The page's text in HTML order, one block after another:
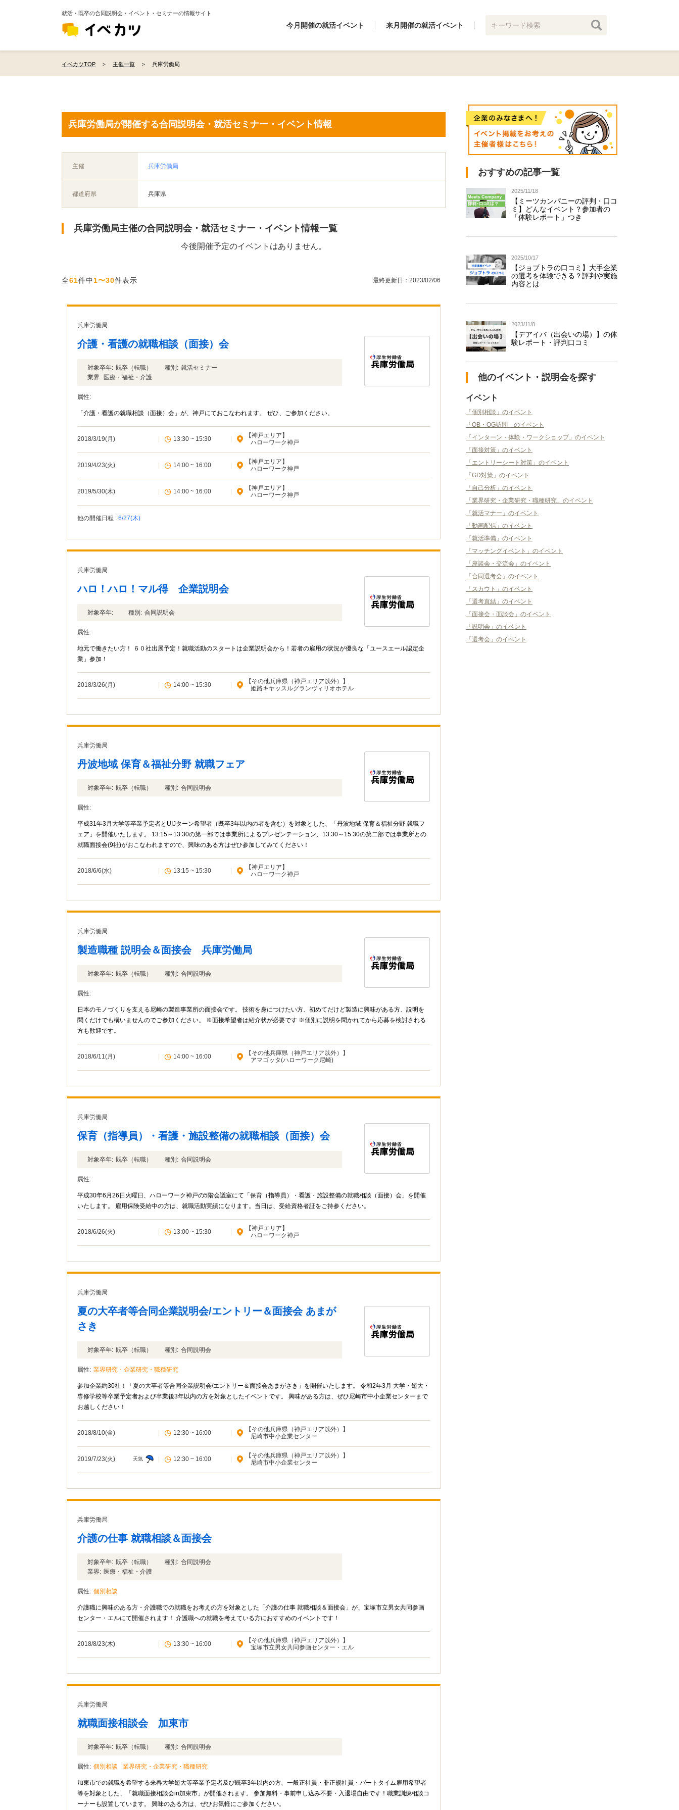
就活・既卒の合同説明会・イベント・セミナーの情報サイト
今月開催の就活イベント 来月開催の就活イベント
イベカツTOP 主催一覧 兵庫労働局
兵庫労働局が開催する合同説明会・就活セミナー・イベント情報
主催 兵庫労働局
都道府県 兵庫県
兵庫労働局主催の合同説明会・就活セミナー・イベント情報一覧
今後開催予定のイベントはありません。
全61件中1〜30件表示 最終更新日：2023/02/06
兵庫労働局
介護・看護の就職相談（面接）会
対象卒年: 既卒（転職） 種別: 就活セミナー
業界: 医療・福祉・介護
属性:
「介護・看護の就職相談（面接）会」が、神戸にておこなわれます。 ぜひ、ご参加ください。
2018/3/19(月) 13:30 ~ 15:30
【神戸エリア】
ハローワーク神戸
2019/4/23(火) 14:00 ~ 16:00
【神戸エリア】
ハローワーク神戸
2019/5/30(木) 14:00 ~ 16:00
【神戸エリア】
ハローワーク神戸
他の開催日程 : 6/27(木)
兵庫労働局
ハロ！ハロ！マル得 企業説明会
対象卒年: 種別: 合同説明会
属性:
地元で働きたい方！ ６０社出展予定！就職活動のスタートは企業説明会から！若者の雇用の状況が優良な「ユースエール認定企
業」参加！
2018/3/26(月) 14:00 ~ 15:30
【その他兵庫県（神戸エリア以外）】
姫路キヤッスルグランヴィリオホテル
兵庫労働局
丹波地域 保育＆福祉分野 就職フェア
対象卒年: 既卒（転職） 種別: 合同説明会
属性:
平成31年3月大学等卒業予定者とUIJターン希望者（既卒3年以内の者を含む）を対象とした、「丹波地域 保育＆福祉分野 就職フ
ェア」を開催いたします。 13:15～13:30の第一部では事業所によるプレゼンテーション、13:30～15:30の第二部では事業所との
就職面接会(9社)がおこなわれますので、興味のある方はぜひ参加してみてください！
2018/6/6(水) 13:15 ~ 15:30
【神戸エリア】
ハローワーク神戸
兵庫労働局
製造職種 説明会＆面接会 兵庫労働局
対象卒年: 既卒（転職） 種別: 合同説明会
属性:
日本のモノづくりを支える尼崎の製造事業所の面接会です。 技術を身につけたい方、初めてだけど製造に興味がある方、説明を
聞くだけでも構いませんのでご参加ください。 ※面接希望者は紹介状が必要です ※個別に説明を聞かれてから応募を検討される
方も歓迎です。
2018/6/11(月) 14:00 ~ 16:00
【その他兵庫県（神戸エリア以外）】
アマゴッタ(ハローワーク尼崎)
兵庫労働局
保育（指導員）・看護・施設整備の就職相談（面接）会
対象卒年: 既卒（転職） 種別: 合同説明会
属性:
平成30年6月26日火曜日、ハローワーク神戸の5階会議室にて「保育（指導員）・看護・施設整備の就職相談（面接）会」を開催
いたします。 雇用保険受給中の方は、就職活動実績になります。当日は、受給資格者証をご持参ください。
2018/6/26(火) 13:00 ~ 15:30
【神戸エリア】
ハローワーク神戸
兵庫労働局
夏の大卒者等合同企業説明会/エントリー＆面接会 あまが
さき
対象卒年: 既卒（転職） 種別: 合同説明会
属性: 業界研究・企業研究・職種研究
参加企業約30社！「夏の大卒者等合同企業説明会/エントリー＆面接会あまがさき」を開催いたします。 令和2年3月 大学・短大・
専修学校等卒業予定者および卒業後3年以内の方を対象としたイベントです。 興味がある方は、ぜひ尼崎市中小企業センターまで
お越しください！
2018/8/10(金) 12:30 ~ 16:00
【その他兵庫県（神戸エリア以外）】
尼崎市中小企業センター
2019/7/23(火) 天気 12:30 ~ 16:00
【その他兵庫県（神戸エリア以外）】
尼崎市中小企業センター
兵庫労働局
介護の仕事 就職相談＆面接会
対象卒年: 既卒（転職） 種別: 合同説明会
業界: 医療・福祉・介護
属性: 個別相談
介護職に興味のある方・介護職での就職をお考えの方を対象とした「介護の仕事 就職相談＆面接会」が、宝塚市立男女共同参画
センター・エルにて開催されます！ 介護職への就職を考えている方におすすめのイベントです！
2018/8/23(木) 13:30 ~ 16:00
【その他兵庫県（神戸エリア以外）】
宝塚市立男女共同参画センター・エル
兵庫労働局
就職面接相談会 加東市
対象卒年: 既卒（転職） 種別: 合同説明会
属性: 個別相談 業界研究・企業研究・職種研究
加東市での就職を希望する来春大学短大等卒業予定者及び既卒3年以内の方、一般正社員・非正規社員・パートタイム雇用希望者
等を対象とした、「就職面接相談会in加東市」が開催されます。 参加無料・事前申し込み不要・入退場自由です！職業訓練相談コ
ーナーも設置しています。 興味のある方は、ぜひお気軽にご参加ください。
おすすめの記事一覧
2025/11/18
【ミーツカンパニーの評判・口コ
ミ】どんなイベント？参加者の
「体験レポート」つき
2025/10/17
【ジョブトラの口コミ】大手企業
の選考を体験できる？評判や実施
内容とは
2023/11/8
【デアイバ（出会いの場）】の体
験レポート・評判口コミ
他のイベント・説明会を探す
イベント
「個別相談」のイベント
「OB・OG訪問」のイベント
「インターン・体験・ワークショップ」のイベント
「面接対策」のイベント
「エントリーシート対策」のイベント
「GD対策」のイベント
「自己分析」のイベント
「業界研究・企業研究・職種研究」のイベント
「就活マナー」のイベント
「動画配信」のイベント
「就活準備」のイベント
「マッチングイベント」のイベント
「座談会・交流会」のイベント
「合同選考会」のイベント
「スカウト」のイベント
「選考直結」のイベント
「面接会・面談会」のイベント
「説明会」のイベント
「選考会」のイベント